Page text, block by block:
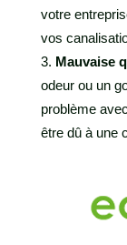
votre
vos
Mauvaise
odeur ou un
problème
être dû à une